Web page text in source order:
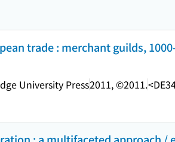
trade : merchant guilds,
University Press2011, ©2011.